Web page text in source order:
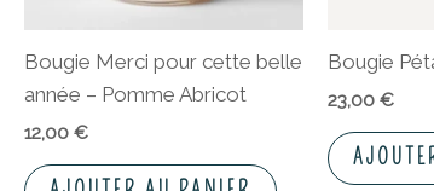
Bougie Merci pour cette belle
année – Pomme Abricot
12,00€
Bougie
23,00€